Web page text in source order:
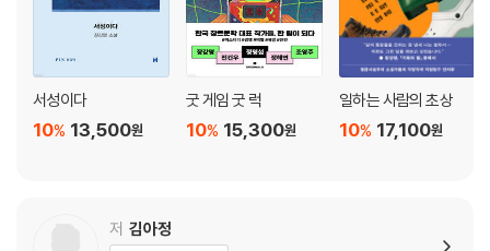
서성이다
13,500원
10%
굿 게임 굿 럭
15,300원
10%
일하는 사람의 초상
17,100원
10%
저 김아정